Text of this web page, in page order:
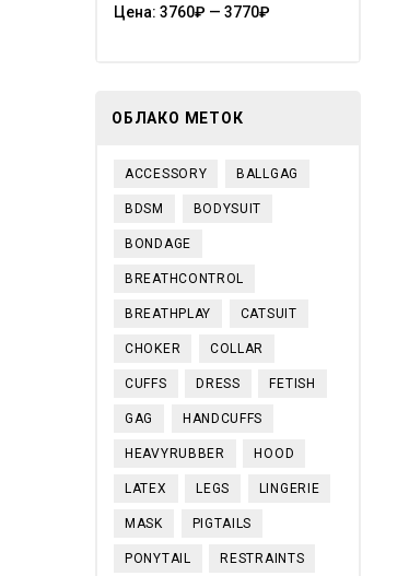
Цена: 3760₽ — 3770₽
ОБЛАКО МЕТОК
ACCESSORY BALLGAG
BDSM BODYSUIT
BONDAGE
BREATHCONTROL
BREATHPLAY CATSUIT
CHOKER COLLAR
CUFFS DRESS FETISH
GAG HANDCUFFS
HEAVYRUBBER HOOD
LATEX LEGS LINGERIE
MASK PIGTAILS
PONYTAIL RESTRAINTS